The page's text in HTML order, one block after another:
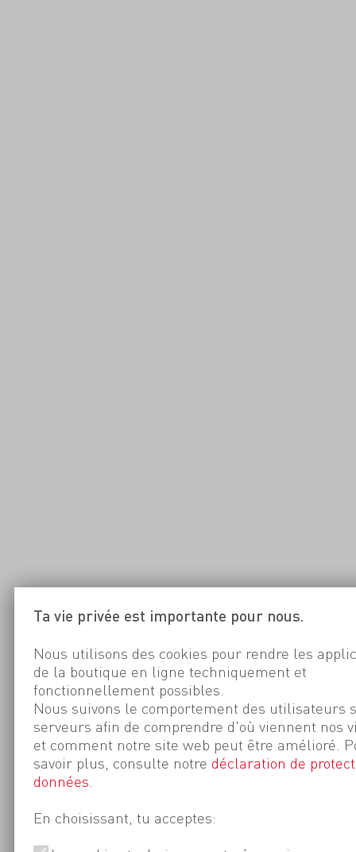
Ta vie privée est importante pour nous.
Nous utilisons des cookies pour rendre les
de la boutique en ligne techniquement et
fonctionnellement possibles.
Nous suivons le comportement des utilisateurs
serveurs afin de comprendre d'où viennent nos
et comment notre site web peut être amélioré.
savoir plus, consulte notre déclaration de
données
En choisissant, tu acceptes: